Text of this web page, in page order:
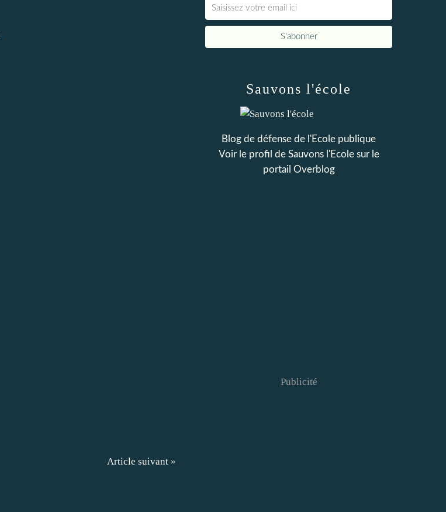
Article suivant »
Sauvons l'école
Blog de défense de l'Ecole publique
Voir le profil de Sauvons l'Ecolesur le
portail Overblog
Publicité